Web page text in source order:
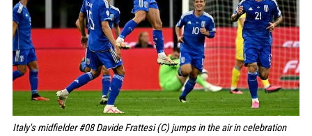
Italy's midfielder #08 Davide Frattesi (C) jumps in the air in celebration